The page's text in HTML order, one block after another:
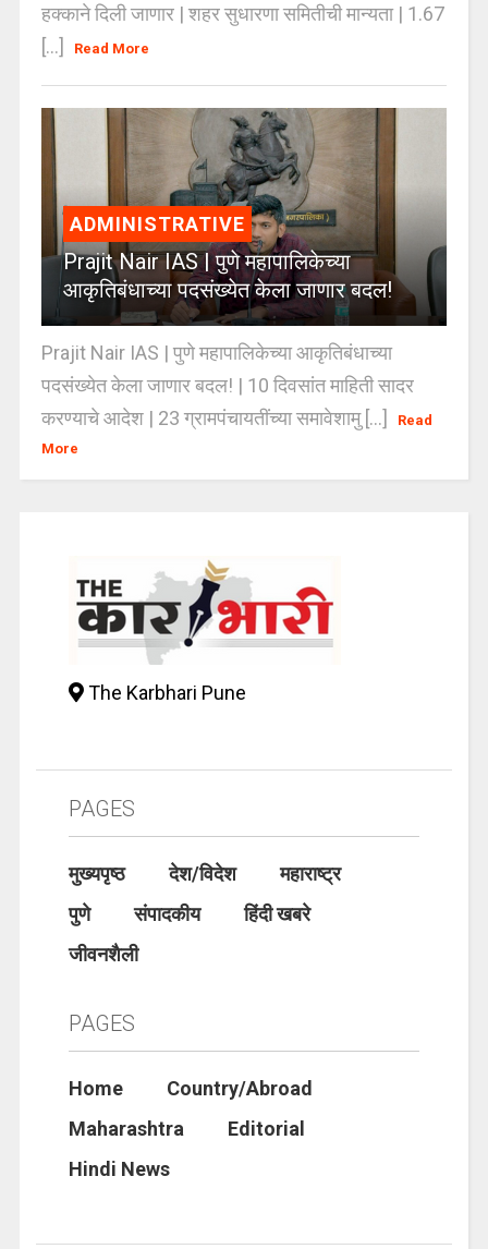
हक्काने दिली जाणार | शहर सुधारणा समितीची मान्यता | 1.67
[...]
Read More
ADMINISTRATIVE
Prajit Nair IAS | पुणे महापालिकेच्या
आकृतिबंधाच्या पदसंख्येत केला जाणार बदल!
Prajit Nair IAS | पुणे महापालिकेच्या आकृतिबंधाच्या
पदसंख्येत केला जाणार बदल! | 10 दिवसांत माहिती सादर
करण्याचे आदेश | 23 ग्रामपंचायतींच्या समावेशामु [...]
Read
More
The Karbhari Pune
PAGES
मुख्यपृष्ठ देश/विदेश
महाराष्ट्र
पुणे
संपादकीय
हिंदी खबरे
जीवनशैली
PAGES
Home
Country/Abroad
Maharashtra
Editorial
Hindi News